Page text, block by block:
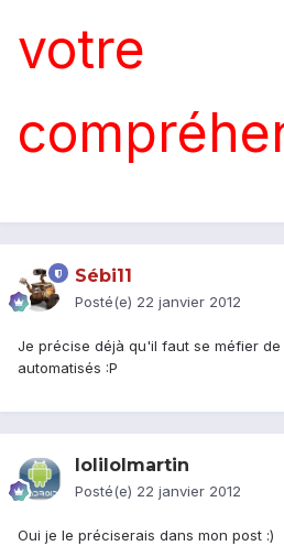
votre
Sébi11
Posté(e) 22 janvier 2012
Je précise déjà qu'il faut se méfier
automatisés :P
lolilolmartin
Posté(e) 22 janvier 2012
Oui je le préciserais dans mon post :)